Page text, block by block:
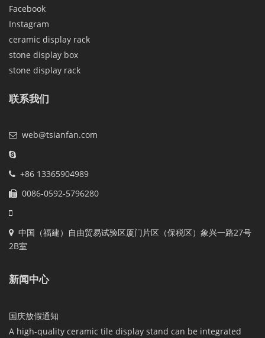
Facebook
Instagram
ceramic display rack
stone display box
stone display rack
联系我们
web@tsianfan.com
+86 13365904989
0086-0592-5796280
中国（福建）自由贸易试验区厦门片区（保税区）象兴一路27号
2B室
新闻中心
国庆放假通知
A high-quality ceramic tile display stand can be integrated